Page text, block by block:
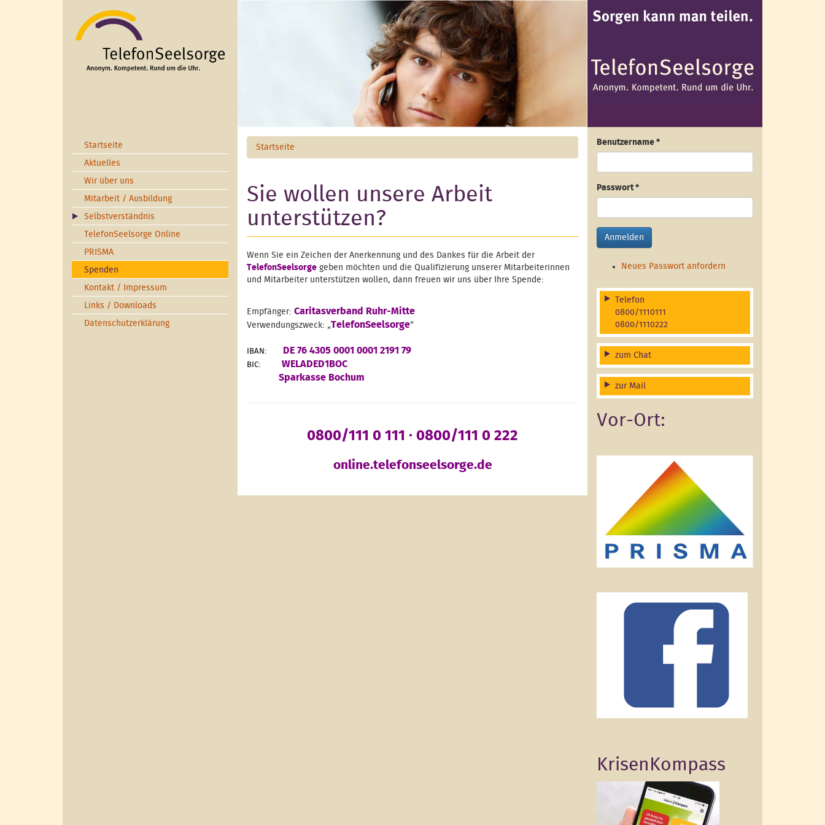
Startseite
Aktuelles
Wir über uns
Mitarbeit / Ausbildung
Selbstverständnis
TelefonSeelsorge Online
PRISMA
Spenden
Kontakt / Impressum
Links / Downloads
Datenschutzerklärung
Startseite
Sie wollen unsere Arbeit
unterstützen?
Wenn Sie ein Zeichen der Anerkennung und des Dankes für die Arbeit der
TelefonSeelsorge geben möchten und die Qualifizierung unserer Mitarbeiterinnen
und Mitarbeiter unterstützen wollen, dann freuen wir uns über Ihre Spende:
Empfänger: Caritasverband Ruhr-Mitte
Verwendungszweck: „TelefonSeelsorge“
IBAN: DE 76 4305 0001 0001 2191 79
BIC:
WELADED1BOC
Sparkasse Bochum
0800/111 0 111 · 0800/111 0 222
online.telefonseelsorge.de
Benutzername *
Passwort*
Anmelden
Neues Passwort anfordern
Telefon
0800/1110111
0800/1110222
zum Chat
zur Mail
Vor-Ort:
KrisenKompass